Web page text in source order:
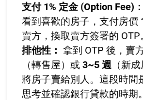
支付 1% 定金 (Option Fee)：
看到喜歡的房子，支付房價
賣方，換取賣方簽署的 OTP
排他性： 拿到 OTP 後，賣
（轉售屋）或 3~5 週（新
將房子賣給別人。這段時間
思考並確認銀行貸款的時期。